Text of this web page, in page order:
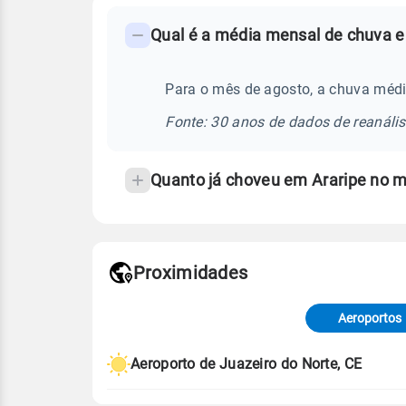
frequentes
temperatura
Qual é a média mensal de chuva
Para o mês de agosto, a chuva
Fonte: 30 anos de dados de
Quanto já choveu em Araripe no
de Tempo e Estudos Climáticos
Proximidades
Aeroportos
Aeroporto de Juazeiro do Norte, CE